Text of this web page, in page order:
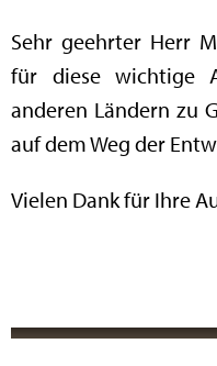
Sehr geehrter Herr
für diese wichtige
anderen Ländern zu
auf dem Weg der
Vielen Dank für Ihre